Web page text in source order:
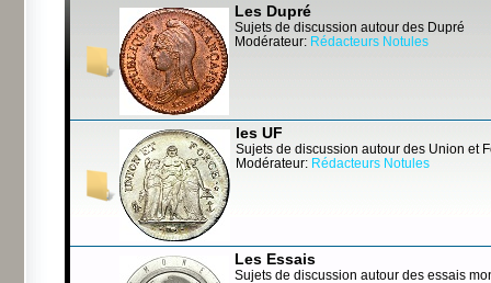
Les Dupré
Sujets de discussion autour des Dupré
Modérateur: Rédacteurs Notules
les UF
Sujets de discussion autour des Union et
Modérateur: Rédacteurs Notules
Les Essais
Sujets de discussion autour des essais